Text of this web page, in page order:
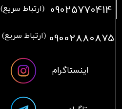
09025770414 (ارتباط سریع)
09002880875 (ارتباط سریع)
اینستاگرام